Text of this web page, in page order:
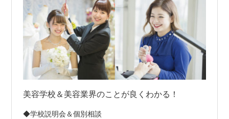
美容学校＆美容業界のことが良くわかる！
◆学校説明会＆個別相談